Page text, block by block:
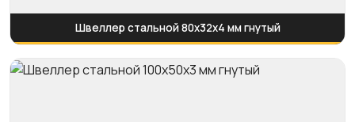
Швеллер стальной 80x32x4 мм гнутый